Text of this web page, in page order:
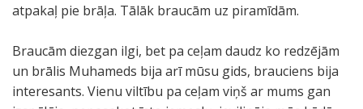
atpakaļ pie brāļa. Tālāk braucām uz piramīdām.
Braucām diezgan ilgi, bet pa ceļam daudz ko redzējām
un brālis Muhameds bija arī mūsu gids, brauciens bija
interesants. Vienu viltību pa ceļam viņš ar mums gan